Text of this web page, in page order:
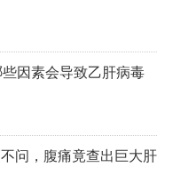
因素会导致乙肝病毒
问，腹痛竟查出巨大肝